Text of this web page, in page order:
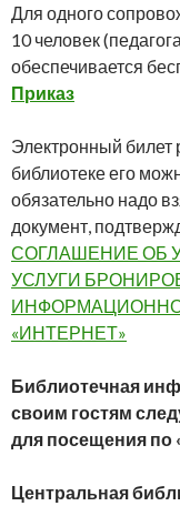
Для одного
10 человек
обеспечивается
Приказ
Электронный билет
библиотеке его
обязательно надо
документ,
СОГЛАШЕНИЕ ОБ
УСЛУГИ
«ИНТЕРНЕТ»
Библиотечная
своим гостям
для посещения по
Центральная